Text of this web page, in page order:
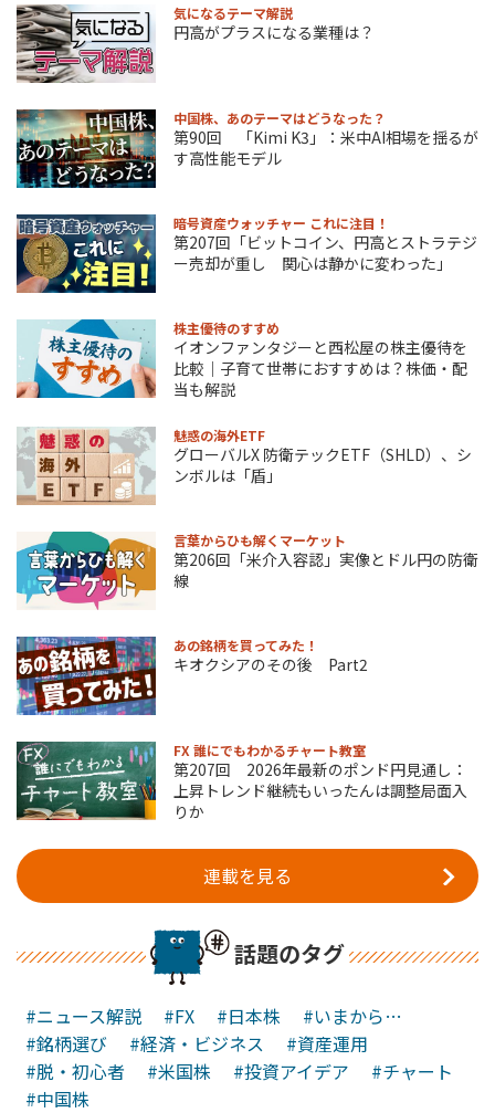
気になるテーマ解説
円高がプラスになる業種は？
中国株、あのテーマはどうなった？
第90回 「Kimi K3」：米中AI相場を揺るが
す高性能モデル
暗号資産ウォッチャー これに注目！
第207回「ビットコイン、円高とストラテジ
ー売却が重し 関心は静かに変わった」
株主優待のすすめ
イオンファンタジーと西松屋の株主優待を
比較｜子育て世帯におすすめは？株価・配
当も解説
魅惑の海外ETF
グローバルX 防衛テックETF（SHLD）、シ
ンボルは「盾」
言葉からひも解くマーケット
第206回「米介入容認」実像とドル円の防衛
線
あの銘柄を買ってみた！
キオクシアのその後 Part2
FX 誰にでもわかるチャート教室
第207回 2026年最新のポンド円見通し：
上昇トレンド継続もいったんは調整局面入
りか
連載を見る
話題のタグ
#ニュース解説 #FX #日本株
#いまから…
#銘柄選び
#経済・ビジネス
#資産運用
#脱・初心者
#米国株 #投資アイデア
#チャート
#中国株